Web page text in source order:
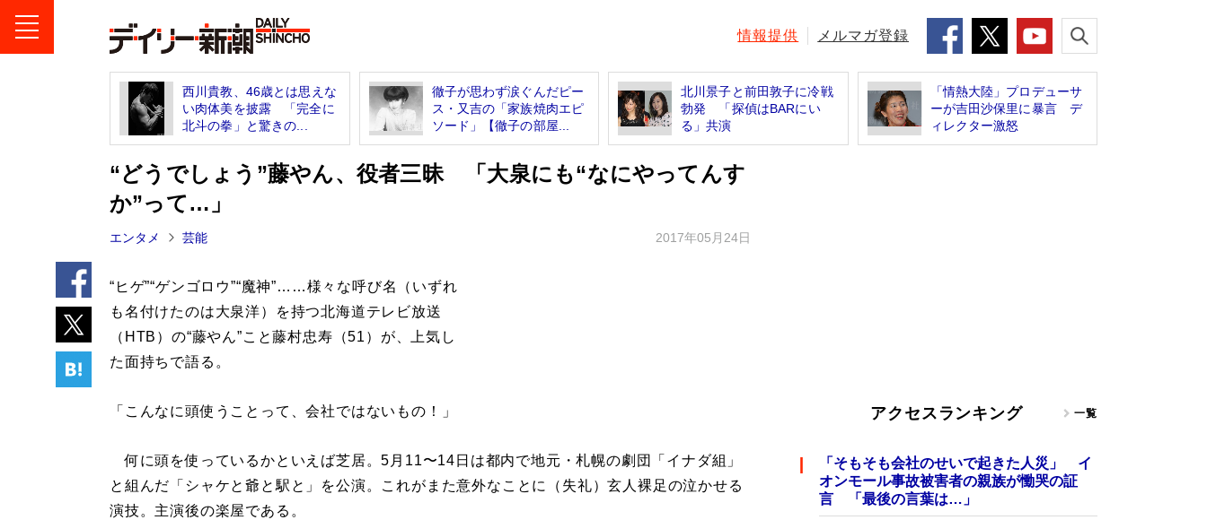
情報提供 メルマガ登録
西川貴教、46歳とは思えな
い肉体美を披露 「完全に
北斗の拳」と驚きの...
徹子が思わず涙ぐんだピー
ス・又吉の「家族焼肉エピ
ソード」【徹子の部屋...
北川景子と前田敦子に冷戦
勃発 「探偵はBARにい
る」共演
「情熱大陸」プロデューサ
ーが吉田沙保里に暴言 デ
ィレクター激怒
“どうでしょう”藤やん、役者三昧 「大泉にも“なにやってんす
か”って…」
エンタメ 芸能 2017年05月24日
“ヒゲ”“ゲンゴロウ”“魔神”……様々な呼び名（いずれ
も名付けたのは大泉洋）を持つ北海道テレビ放送
（HTB）の“藤やん”こと藤村忠寿（51）が、上気し
た面持ちで語る。
「こんなに頭使うことって、会社ではないもの！」
何に頭を使っているかといえば芝居。5月11〜14日は都内で地元・札幌の劇団「イナダ組」
と組んだ「シャケと爺と駅と」を公演。これがまた意外なことに（失礼）玄人裸足の泣かせる
演技。主演後の楽屋である。
アクセスランキング 一覧
「そもそも会社のせいで起きた人災」 イ
オンモール事故被害者の親族が慟哭の証
言 「最後の言葉は…」